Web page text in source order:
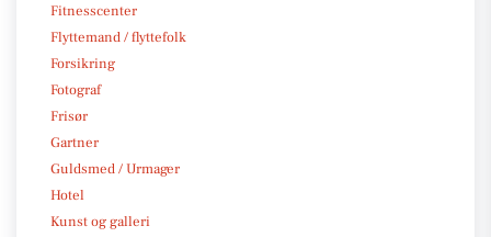
Fitnesscenter
Flyttemand / flyttefolk
Forsikring
Fotograf
Frisør
Gartner
Guldsmed / Urmager
Hotel
Kunst og galleri